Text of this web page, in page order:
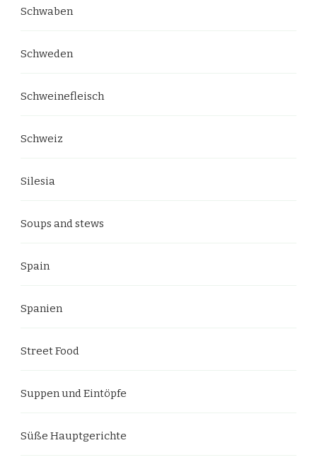
Schwaben
Schweden
Schweinefleisch
Schweiz
Silesia
Soups and stews
Spain
Spanien
Street Food
Suppen und Eintöpfe
Süße Hauptgerichte